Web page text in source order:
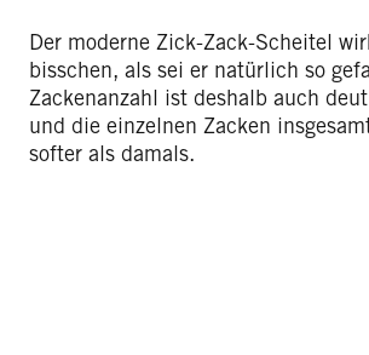
Der moderne Zick-Zack-Scheitel
bisschen, als sei er natürlich so
Zackenanzahl ist deshalb auch
und die einzelnen Zacken
softer als damals.